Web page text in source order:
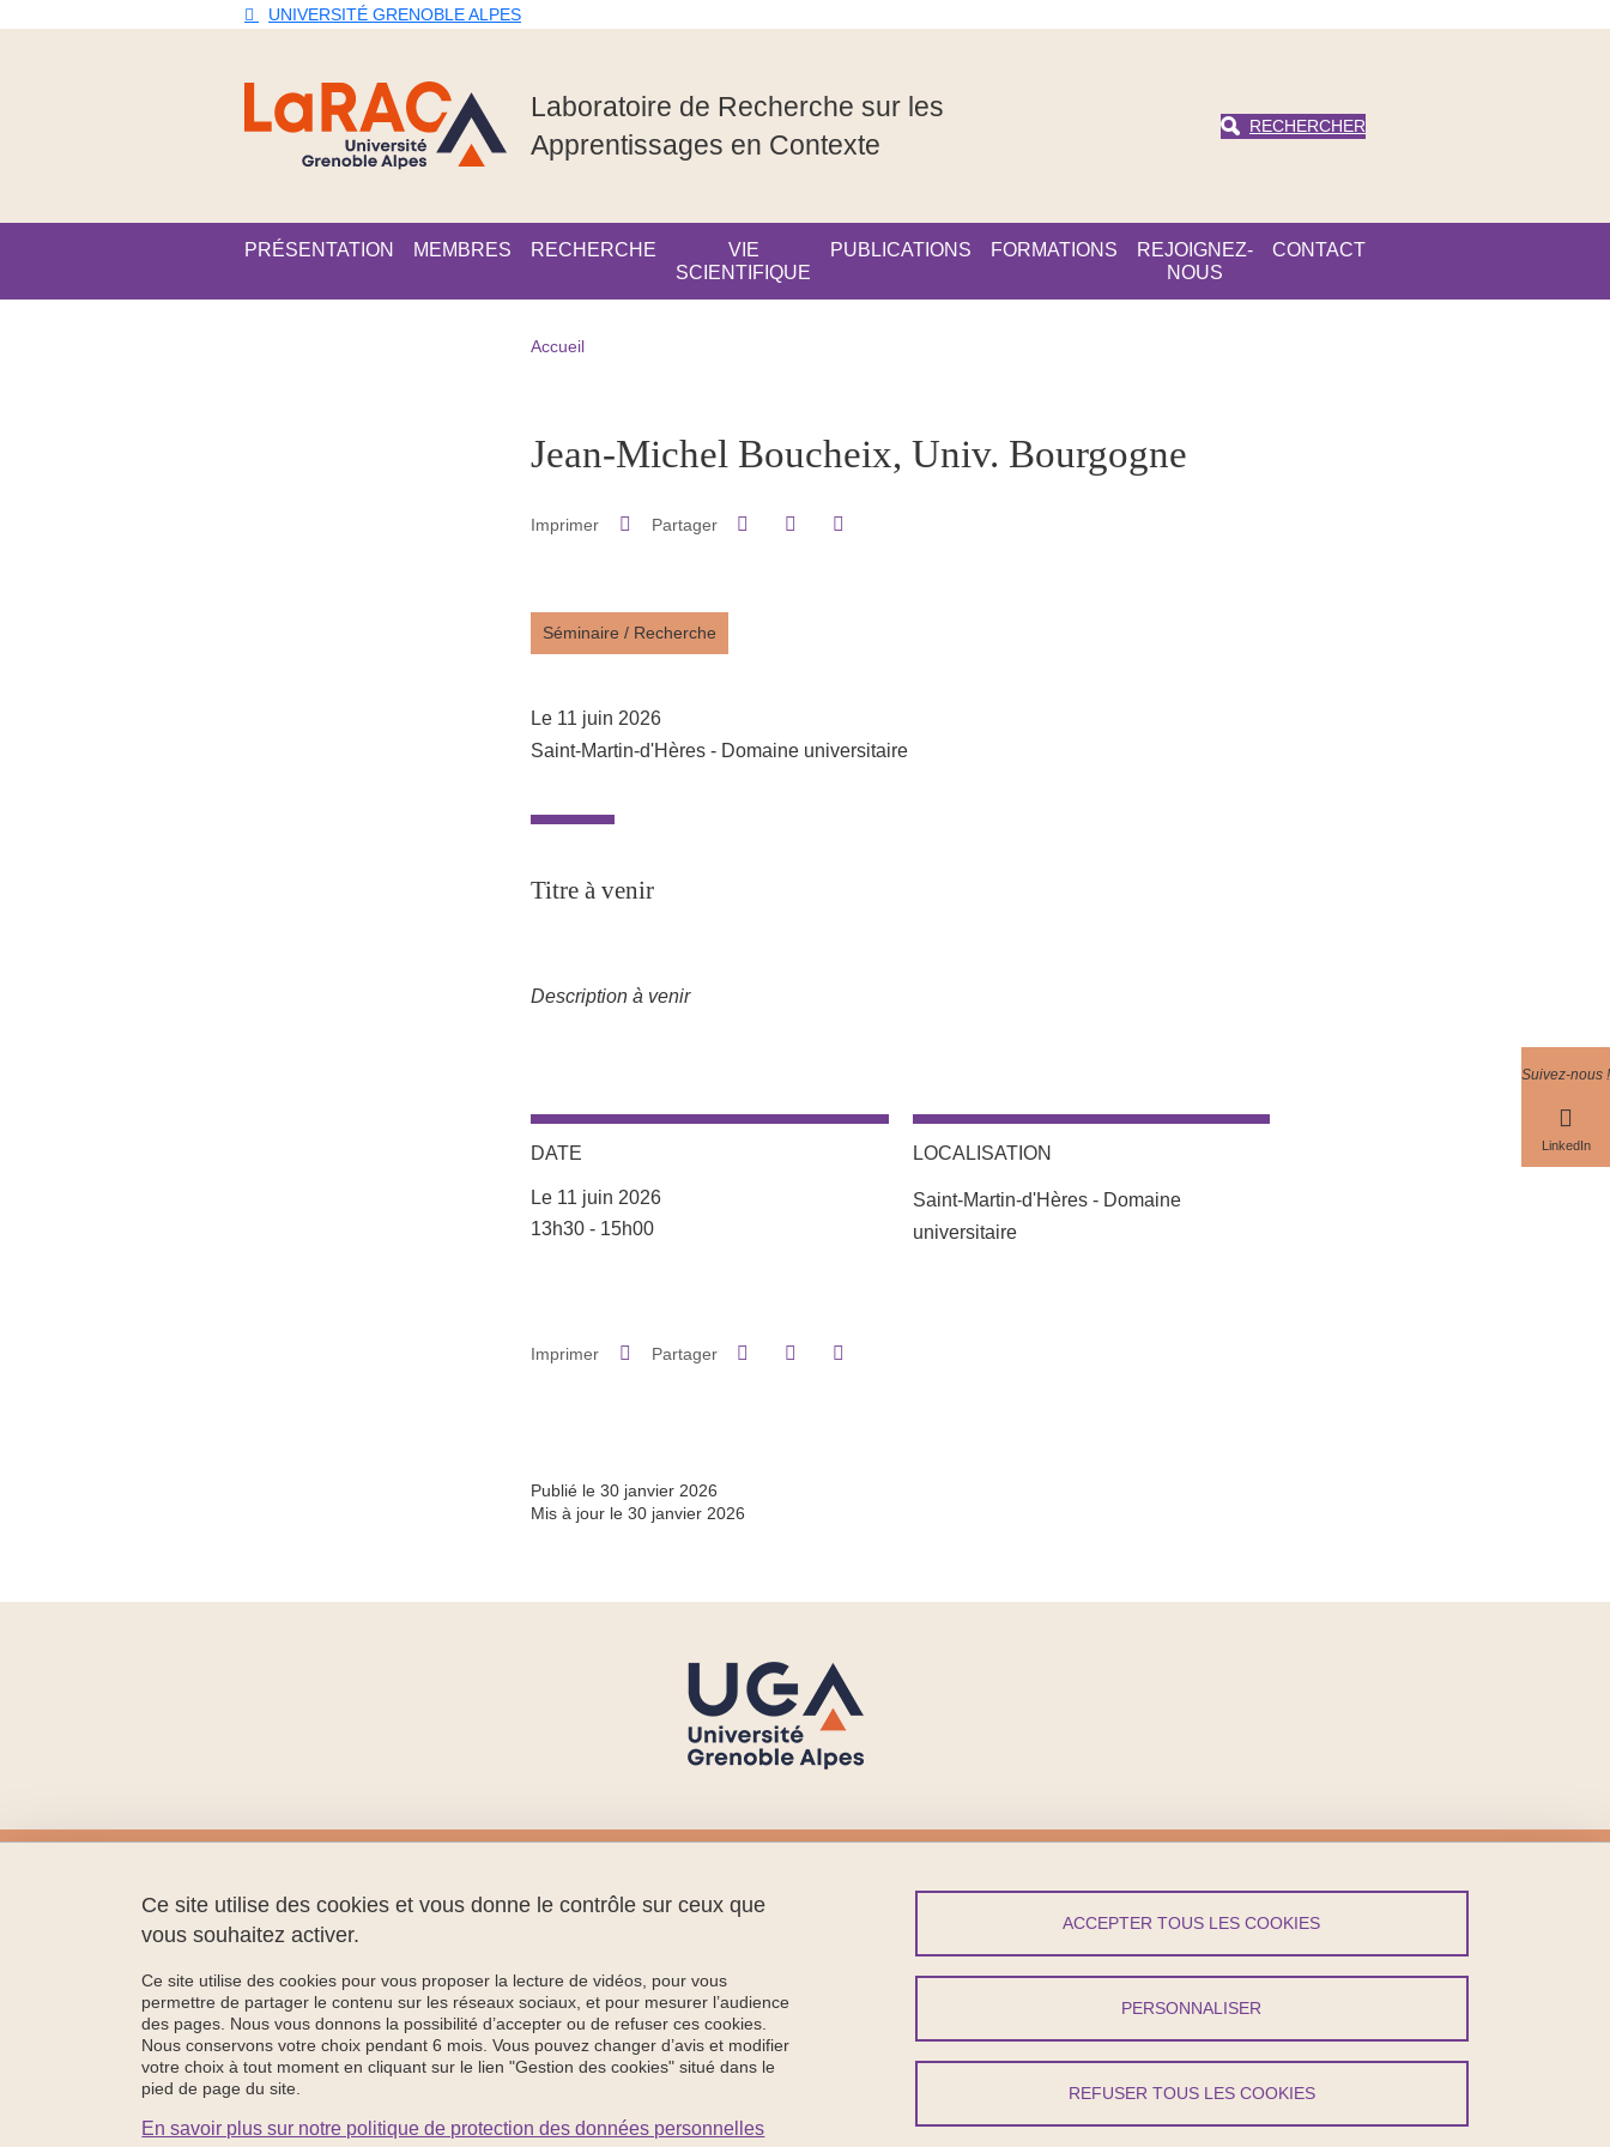
UNIVERSITÉ GRENOBLE ALPES
Suivez-nous !
LinkedIn
Laboratoire de Recherche sur les
Apprentissages en Contexte
RECHERCHER
Navigation principale
PRÉSENTATION MEMBRES RECHERCHE
VIE
SCIENTIFIQUE
PUBLICATIONS FORMATIONS
REJOIGNEZ-
NOUS
CONTACT
Fil d'Ariane
Accueil
Navigation principale SidebarJean-Michel Boucheix, Univ. Bourgogne
Imprimer Partager Partager sur Facebook
Partager sur LinkedIn
Séminaire / Recherche
Le 11 juin 2026
Saint-Martin-d'Hères - Domaine universitaire
Titre à venir
Description à venir
DATE
Le 11 juin 2026
Complément date
13h30 - 15h00
LOCALISATION
Saint-Martin-d'Hères - Domaine
universitaire
Imprimer Partager Partager sur Facebook
Partager sur LinkedIn
Publié le 30 janvier 2026
Mis à jour le 30 janvier 2026
Université Grenoble Alpes
Bâtiment Michel Dubois, Aile C
1251 rue des Universités
Menu footer
Plan du site
Données personnelles
Politique des cookies
Gestion des cookies
Se connecter
LinkedIn
Ce site utilise des cookies et vous donne le contrôle sur ceux que
vous souhaitez activer.
Ce site utilise des cookies pour vous proposer la lecture de vidéos, pour vous
permettre de partager le contenu sur les réseaux sociaux, et pour mesurer l’audience
des pages. Nous vous donnons la possibilité d’accepter ou de refuser ces cookies.
Nous conservons votre choix pendant 6 mois. Vous pouvez changer d’avis et modifier
votre choix à tout moment en cliquant sur le lien "Gestion des cookies" situé dans le
pied de page du site.
En savoir plus sur notre politique de protection des données personnelles
ACCEPTER TOUS LES COOKIES
REFUSER TOUS LES COOKIES
PERSONNALISER